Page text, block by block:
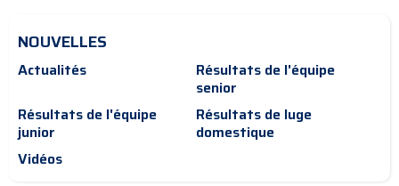
NOUVELLES
Actualités
Résultats de l'équipe
senior
Résultats de l'équipe
junior
Résultats de luge
domestique
Vidéos